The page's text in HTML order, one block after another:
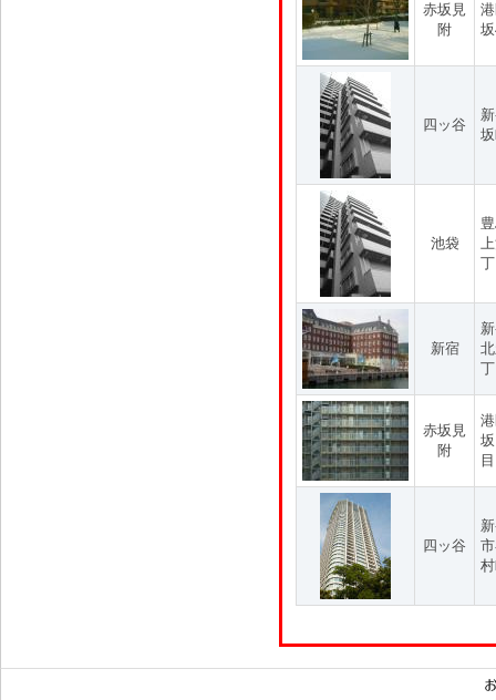
赤坂見
附
四ッ谷
池袋
新宿
赤坂見
附
目
四ッ谷